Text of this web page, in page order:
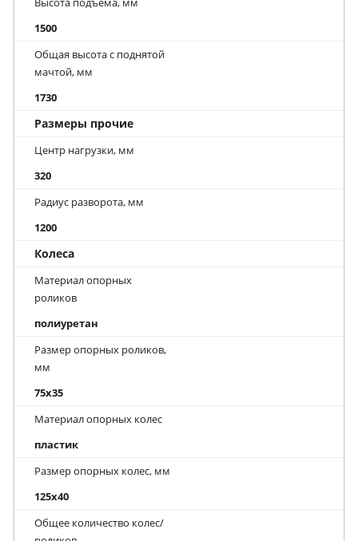
1500
Общая высота с поднятой
мачтой, мм
1730
Размеры прочие
Центр нагрузки, мм
320
Радиус разворота, мм
1200
Колеса
Материал опорных
роликов
полиуретан
Размер опорных роликов,
мм
75x35
Материал опорных колес
пластик
Размер опорных колес, мм
125x40
Общее количество колес/